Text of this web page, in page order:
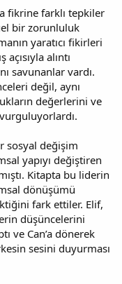
fikrine farklı tepkiler
bir zorunluluk
yaratıcı fikirleri
alıntı
savunanlar vardı.
değil, aynı
değerlerini ve
sosyal değişim
yapıyı değiştiren
Kitapta bu liderin
dönüşümü
fark ettiler. Elif,
düşüncelerini
ve Can’a dönerek
sesini duyurması